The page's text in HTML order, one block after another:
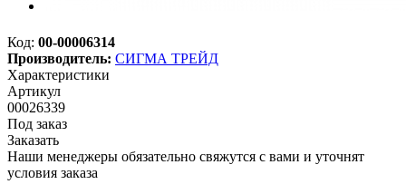
Код: 00-00006314
Производитель: СИГМА ТРЕЙД
Характеристики
Артикул
00026339
Под заказ
Заказать
Наши менеджеры обязательно свяжутся с вами и уточнят
условия заказа